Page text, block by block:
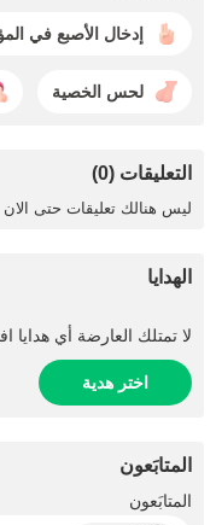
إدخال الأصبع في
لحس الخصية
التعليقات (0)
ليس هنالك تعليقات حتى الان
الهدايا
لا تمتلك العارضة أي هدايا
اختر هدية
المتابَعون
المتابَعون